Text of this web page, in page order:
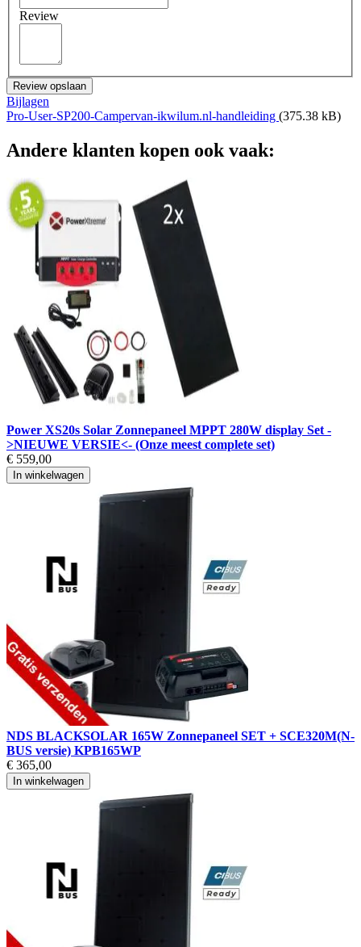
Review
Review opslaan
Bijlagen
Pro-User-SP200-Campervan-ikwilum.nl-handleiding (375.38 kB)
Andere klanten kopen ook vaak:
Power XS20s Solar Zonnepaneel MPPT 280W display Set -
>NIEUWE VERSIE<- (Onze meest complete set)
€ 559,00
In winkelwagen
NDS BLACKSOLAR 165W Zonnepaneel SET + SCE320M(N-
BUS versie) KPB165WP
€ 365,00
In winkelwagen